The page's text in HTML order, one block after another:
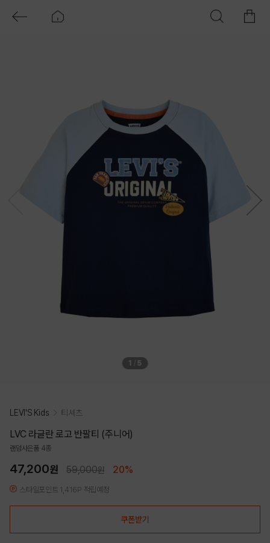
1 5
LEVI'S Kids 티셔츠
LVC 라글란 로고 반팔티 (주니어)
랜덤사은품 4종
47,200원 59,000원 20%
스타일포인트 1,416P 적립예정
쿠폰받기